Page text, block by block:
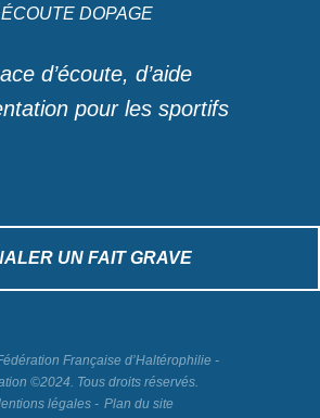
ÉCOUTE DOPAGE
d’écoute, d’aide
pour les sportifs
UN FAIT GRAVE
Française d’Haltérophilie -
©2024. Tous droits réservés.
légales
Plan du site